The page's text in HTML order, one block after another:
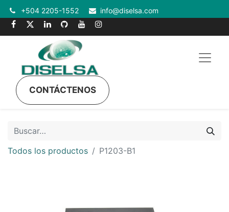
+504 2205-1552 info@diselsa.com
CONTÁCTENOS
Todos los productos P1203-B1